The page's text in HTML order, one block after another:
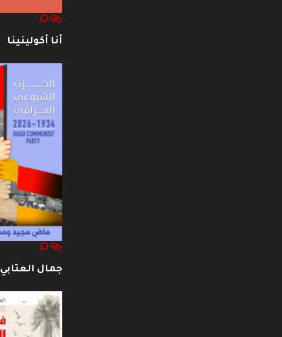
أنا أكولينينا
جمال العتابي